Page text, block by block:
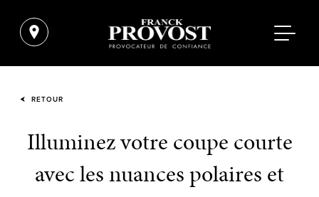
RETOUR
Illuminez votre coupe courte
avec les nuances polaires et